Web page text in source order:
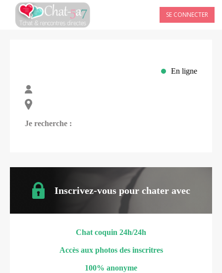
SE CONNECTER
En ligne
Je recherche :
Inscrivez-vous pour chater avec
Chat coquin 24h/24h
Accès aux photos des inscritres
100% anonyme